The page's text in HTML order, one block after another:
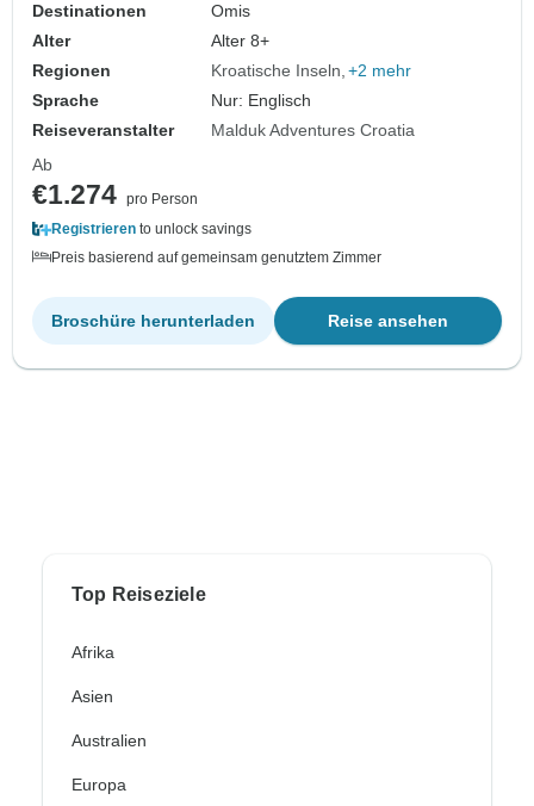
Destinationen
Omis
Alter
Alter 8+
Regionen
Kroatische Inseln +2 mehr
Sprache
Nur: Englisch
Reiseveranstalter
Malduk Adventures Croatia
Ab
€1.274 pro Person
Registrieren to unlock savings
Preis basierend auf gemeinsam genutztem Zimmer
Reise ansehen
Broschüre herunterladen
Top Reiseziele
Afrika
Asien
Australien
Europa